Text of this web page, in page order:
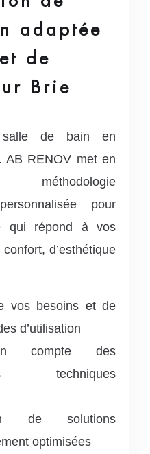
adaptée
de
Brie
de bain en
AB RENOV met en
pour
qui répond à vos
d’esthétique
vos besoins et de
d’utilisation
compte des
techniques
de solutions
optimisées